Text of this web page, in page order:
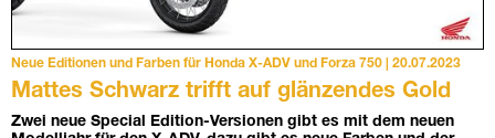
Neue Editionen und Farben für Honda X-ADV und Forza 750 | 20.07.2023
Mattes Schwarz trifft auf glänzendes Gold
Zwei neue Special Edition-Versionen gibt es mit dem neuen